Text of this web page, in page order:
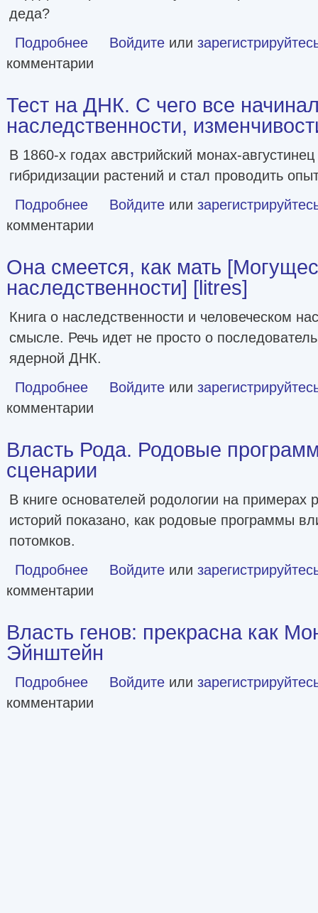
деда?
Подробнее о Мальчик, который не переставал расти… и другие
Войдите или
комментарии
Тест на ДНК. С чего все
наследственности,
В 1860-х годах австрийский монах-
гибридизации растений и стал проводить
Подробнее о Тест на ДНК. С чего все начиналось? О
Войдите или
комментарии
Она смеется, как мать
наследственности] [litres]
Книга о наследственности и человеческом
смысле. Речь идет не просто о
ядерной ДНК.
Подробнее о Она смеется, как мать [Могущество и причуды
Войдите или
комментарии
Власть Рода. Родовые
сценарии
В книге основателей родологии на примерах
историй показано, как родовые программы
потомков.
Подробнее о Власть Рода. Родовые программы и жизненные
Войдите или
комментарии
Власть генов: прекрасна как
Эйнштейн
Подробнее о Власть генов: прекрасна как Монро, умен как
Войдите или
комментарии